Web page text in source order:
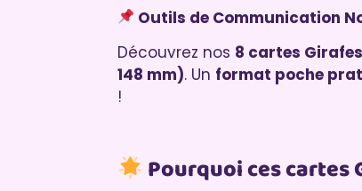
Outils de Communication
Découvrez nos 8 cartes
148 mm). Un format poche
!
Pourquoi ces cartes